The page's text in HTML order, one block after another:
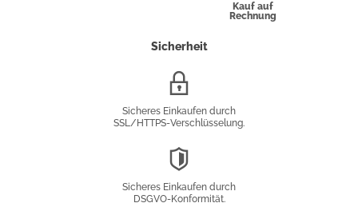
Kauf auf
Rechnung
Sicherheit
Sicheres Einkaufen durch
SSL/HTTPS-Verschlüsselung.
Sicheres Einkaufen durch
DSGVO-Konformität.